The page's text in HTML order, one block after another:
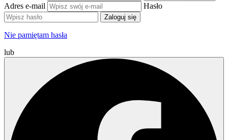
Adres e-mail Hasło
Zaloguj się
Nie pamiętam hasła
lub